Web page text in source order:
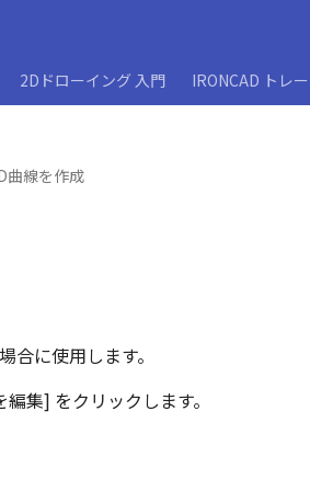
2Dドローイング 入門 IRONCAD トレ
曲線を作成
合に使用します。
集] をクリックします。